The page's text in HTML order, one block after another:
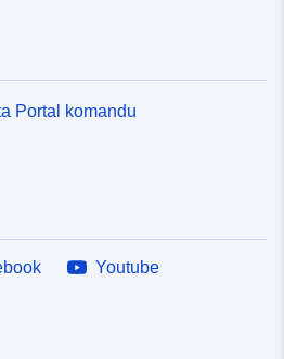
Portal komandu
Youtube